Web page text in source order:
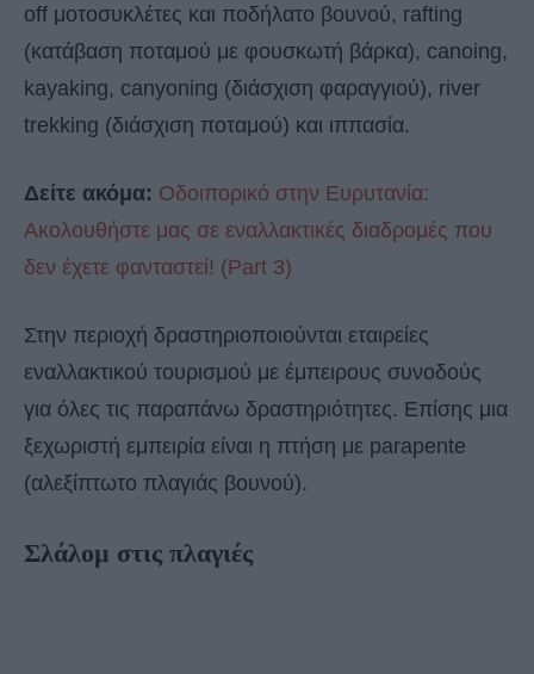
off μοτοσυκλέτες και ποδήλατο βουνού, rafting
(κατάβαση ποταμού με φουσκωτή βάρκα), canoing,
kayaking, canyoning (διάσχιση φαραγγιού), river
trekking (διάσχιση ποταμού) και ιππασία.
Δείτε ακόμα: Οδοιπορικό στην Ευρυτανία:
Ακολουθήστε μας σε εναλλακτικές διαδρομές που
δεν έχετε φανταστεί! (Part 3)
Στην περιοχή δραστηριοποιούνται εταιρείες
εναλλακτικού τουρισμού με έμπειρους συνοδούς
για όλες τις παραπάνω δραστηριότητες. Επίσης μια
ξεχωριστή εμπειρία είναι η πτήση με parapente
(αλεξίπτωτο πλαγιάς βουνού).
Σλάλοµ στις πλαγιές